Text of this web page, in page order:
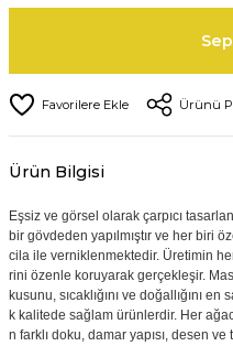
Ürünü
Ürün Bilgisi
Eşsiz ve görsel olarak çarpıcı
bir gövdeden yapılmıştır ve her biri
cila ile verniklenmektedir. Üretimin
rini özenle koruyarak gerçekleşir.
kusunu, sıcaklığını ve doğallığını
k kalitede sağlam ürünlerdir. Her
n farklı doku, damar yapısı, desen